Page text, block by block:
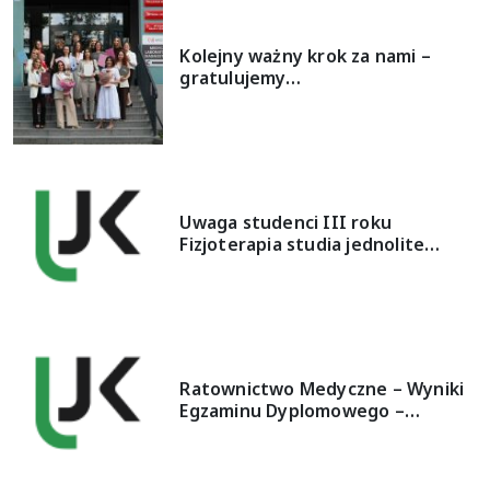
Kolejny ważny krok za nami –
gratulujemy…
Uwaga studenci III roku
Fizjoterapia studia jednolite…
Ratownictwo Medyczne – Wyniki
Egzaminu Dyplomowego –…